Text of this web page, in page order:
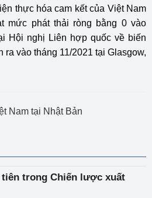
thực hóa cam kết của Việt Nam
mức phát thải ròng bằng 0 vào
Hội nghị Liên hợp quốc về biến
ra vào tháng 11/2021 tại Glasgow,
Nam tại Nhật Bản
trong Chiến lược xuất